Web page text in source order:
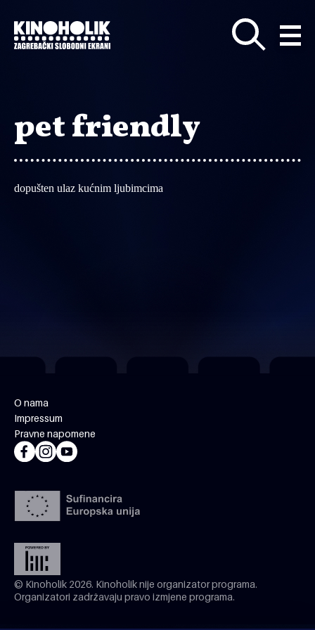
glavni
sadržaj
pet friendly
dopušten ulaz kućnim ljubimcima
O nama
Impressum
Pravne napomene
© Kinoholik 2026. Kinoholik nije organizator programa.
Organizatori zadržavaju pravo izmjene programa.